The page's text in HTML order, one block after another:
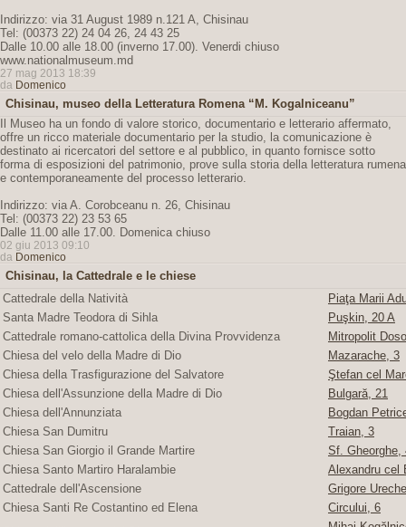
Indirizzo: via 31 August 1989 n.121 A, Chisinau
Tel: (00373 22) 24 04 26, 24 43 25
Dalle 10.00 alle 18.00 (inverno 17.00). Venerdi chiuso
www.nationalmuseum.md
27 mag 2013 18:39
da Domenico
Chisinau, museo della Letteratura Romena “M. Kogalniceanu”
Il Museo ha un fondo di valore storico, documentario e letterario affermato,
offre un ricco materiale documentario per la studio, la comunicazione è
destinato ai ricercatori del settore e al pubblico, in quanto fornisce sotto
forma di esposizioni del patrimonio, prove sulla storia della letteratura rumena
e contemporaneamente del processo letterario.
Indirizzo: via A. Corobceanu n. 26, Chisinau
Tel: (00373 22) 23 53 65
Dalle 11.00 alle 17.00. Domenica chiuso
02 giu 2013 09:10
da Domenico
Chisinau, la Cattedrale e le chiese
Cattedrale della Natività
Piaţa Marii
Santa Madre Teodora di Sihla
Puşkin, 20 A
Cattedrale romano-cattolica della Divina Provvidenza
Mitropolit
Chiesa del velo della Madre di Dio
Mazarache, 3
Chiesa della Trasfigurazione del Salvatore
Ştefan cel
Chiesa dell'Assunzione della Madre di Dio
Bulgară, 21
Chiesa dell'Annunziata
Bogdan
Chiesa San Dumitru
Traian, 3
Chiesa San Giorgio il Grande Martire
Sf. Gheorghe,
Chiesa Santo Martiro Haralambie
Alexandru cel
Cattedrale dell'Ascensione
Grigore
Chiesa Santi Re Costantino ed Elena
Circului, 6